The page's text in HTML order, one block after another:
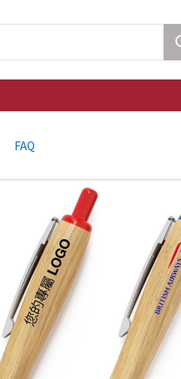
FAQ